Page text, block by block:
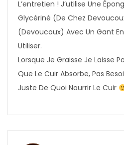
L’entretien ! J’utilise Une
Glycériné (de Chez
(devoucoux) Avec Un Gant
Utiliser.
Lorsque Je Graisse Je Laisse
Que Le Cuir Absorbe, Pas
Juste De Quoi Nourrir Le Cuir